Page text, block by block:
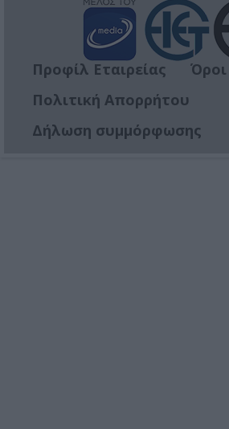
Προφίλ Εταιρείας
Πολιτική Απορρήτου
Δήλωση συμμόρφωσης